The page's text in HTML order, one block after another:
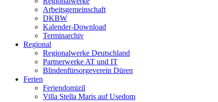
Arbeitsgemeinschaft
DKBW
Kalender-Download
Terminarchiv
Regional
Regionalwerke Deutschland
Partnerwerke AT und IT
Blindenfürsorgeverein Düren
Ferien
Feriendomizil
Villa Stella Maris auf Usedom